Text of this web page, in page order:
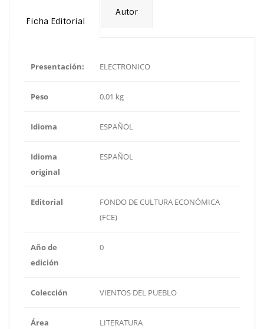
Ficha Editorial
Autor
Presentación: ELECTRONICO
Peso 0.01 kg
Idioma ESPAÑOL
Idioma
original
ESPAÑOL
Editorial
FONDO DE CULTURA ECONÓMICA
(FCE)
Año de
edición
0
Colección VIENTOS DEL PUEBLO
Área
LITERATURA